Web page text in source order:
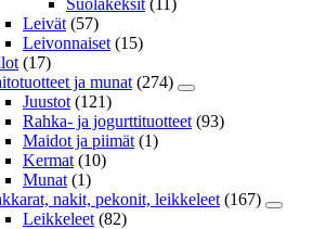
Suolakeksit (11)
Leivät (57)
Leivonnaiset (15)
(17)
ja munat (274)
Juustot (121)
Rahka- ja jogurttituotteet (93)
Maidot ja piimät (1)
Kermat (10)
Munat (1)
nakit, pekonit, leikkeleet (167)
Leikkeleet (82)